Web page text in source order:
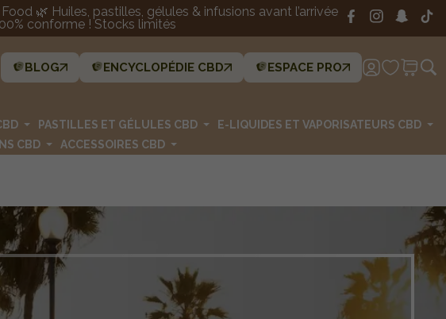
🌿 Huiles, pastilles, gélules & infusions avant l’arrivée
conforme ! Stocks limités
BLOG ENCYCLOPÉDIE CBD ESPACE PRO
PASTILLES ET GÉLULES CBD
E-LIQUIDES ET VAPORISATEURS CBD
CBD ACCESSOIRES CBD